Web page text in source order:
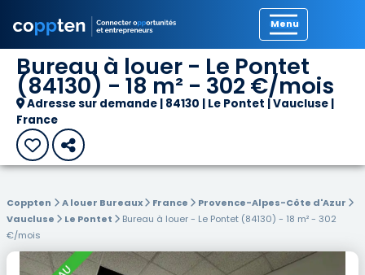
Bureau à louer - Le Pontet
(84130) - 18 m² - 302 €/mois
Adresse sur demande | 84130 | Le Pontet | Vaucluse |
France
Coppten A louer Bureaux France
Provence-Alpes-Côte d'Azur
Vaucluse
Le Pontet
Bureau à louer - Le Pontet (84130) - 18 m² - 302
€/mois